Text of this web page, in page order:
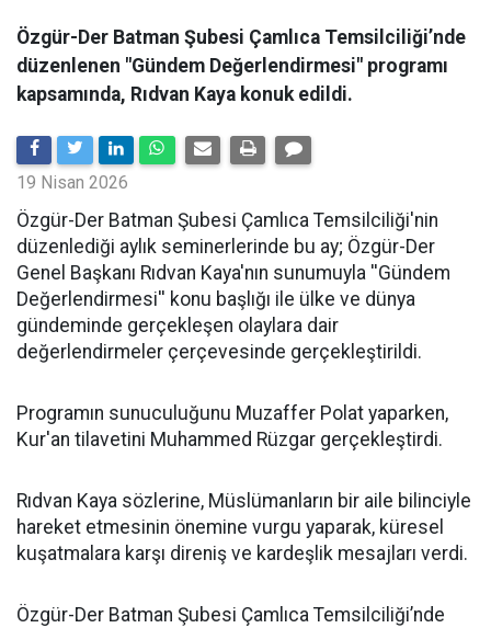
Özgür-Der Batman Şubesi Çamlıca Temsilciliği’nde
düzenlenen "Gündem Değerlendirmesi" programı
kapsamında, Rıdvan Kaya konuk edildi.
19 Nisan 2026
​Özgür-Der Batman Şubesi Çamlıca Temsilciliği'nin
düzenlediği aylık seminerlerinde bu ay; Özgür-Der
Genel Başkanı Rıdvan Kaya'nın sunumuyla ''Gündem
Değerlendirmesi'' konu başlığı ile ülke ve dünya
gündeminde gerçekleşen olaylara dair
değerlendirmeler çerçevesinde gerçekleştirildi.
Programın sunuculuğunu Muzaffer Polat yaparken,
Kur'an tilavetini Muhammed Rüzgar gerçekleştirdi.
Rıdvan Kaya sözlerine, Müslümanların bir aile bilinciyle
hareket etmesinin önemine vurgu yaparak, küresel
kuşatmalara karşı direniş ve kardeşlik mesajları verdi.
Özgür-Der Batman Şubesi Çamlıca Temsilciliği’nde